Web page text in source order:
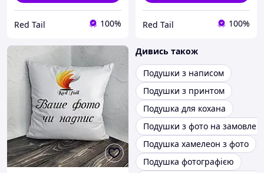
Red Tail 100% Red Tail 100%
Дивись також
Подушки з написом
Подушки з принтом
Подушка для кохана
Подушки з фото на
Подушка хамелеон з фото
Подушка фотографією